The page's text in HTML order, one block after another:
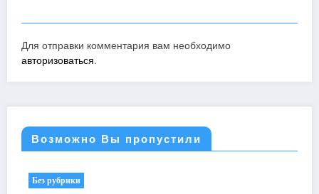
Для отправки комментария вам необходимо
авторизоваться.
Возможно Вы пропустили
Без рубрики